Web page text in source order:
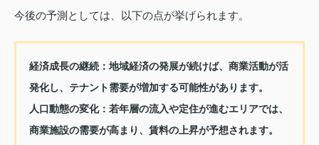
今後の予測としては、以下の点が挙げられます。
経済成長の継続： 地域経済の発展が続けば、商業活動が活
発化し、テナント需要が増加する可能性があります。
人口動態の変化： 若年層の流入や定住が進むエリアでは、
商業施設の需要が高まり、賃料の上昇が予想されます。